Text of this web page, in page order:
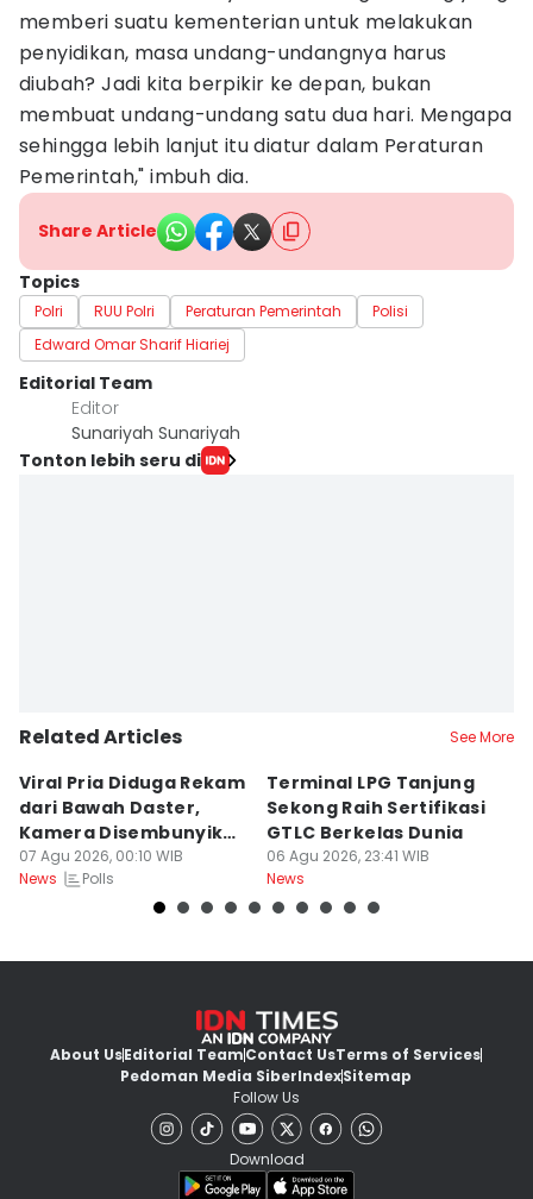
memberi suatu kementerian untuk melakukan
penyidikan, masa undang-undangnya harus
diubah? Jadi kita berpikir ke depan, bukan
membuat undang-undang satu dua hari. Mengapa
sehingga lebih lanjut itu diatur dalam Peraturan
Pemerintah," imbuh dia.
Share Article
Topics
Polri RUU Polri Peraturan Pemerintah
Polisi
Edward Omar Sharif Hiariej
Editorial Team
Editor
Sunariyah Sunariyah
Tonton lebih seru di
Related Articles See More
Viral Pria Diduga Rekam
dari Bawah Daster,
Kamera Disembunyikan
di Sandal
07 Agu 2026, 00:10 WIB
News
Polls
Terminal LPG Tanjung
Sekong Raih Sertifikasi
GTLC Berkelas Dunia
06 Agu 2026, 23:41 WIB
News
About UsEditorial TeamContact UsTerms of Services
Pedoman Media SiberIndexSitemap
Follow Us
Download